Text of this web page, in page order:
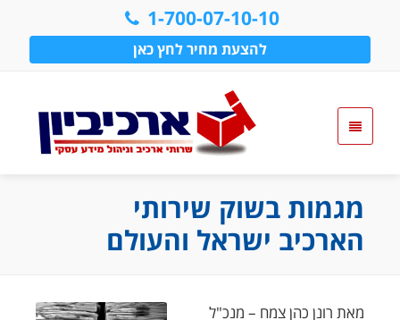
1-700-07-10-10
להצעת מחיר לחץ כאן
מגמות בשוק שירותי
הארכיב ישראל והעולם
מאת רונן כהן צמח – מנכ"ל